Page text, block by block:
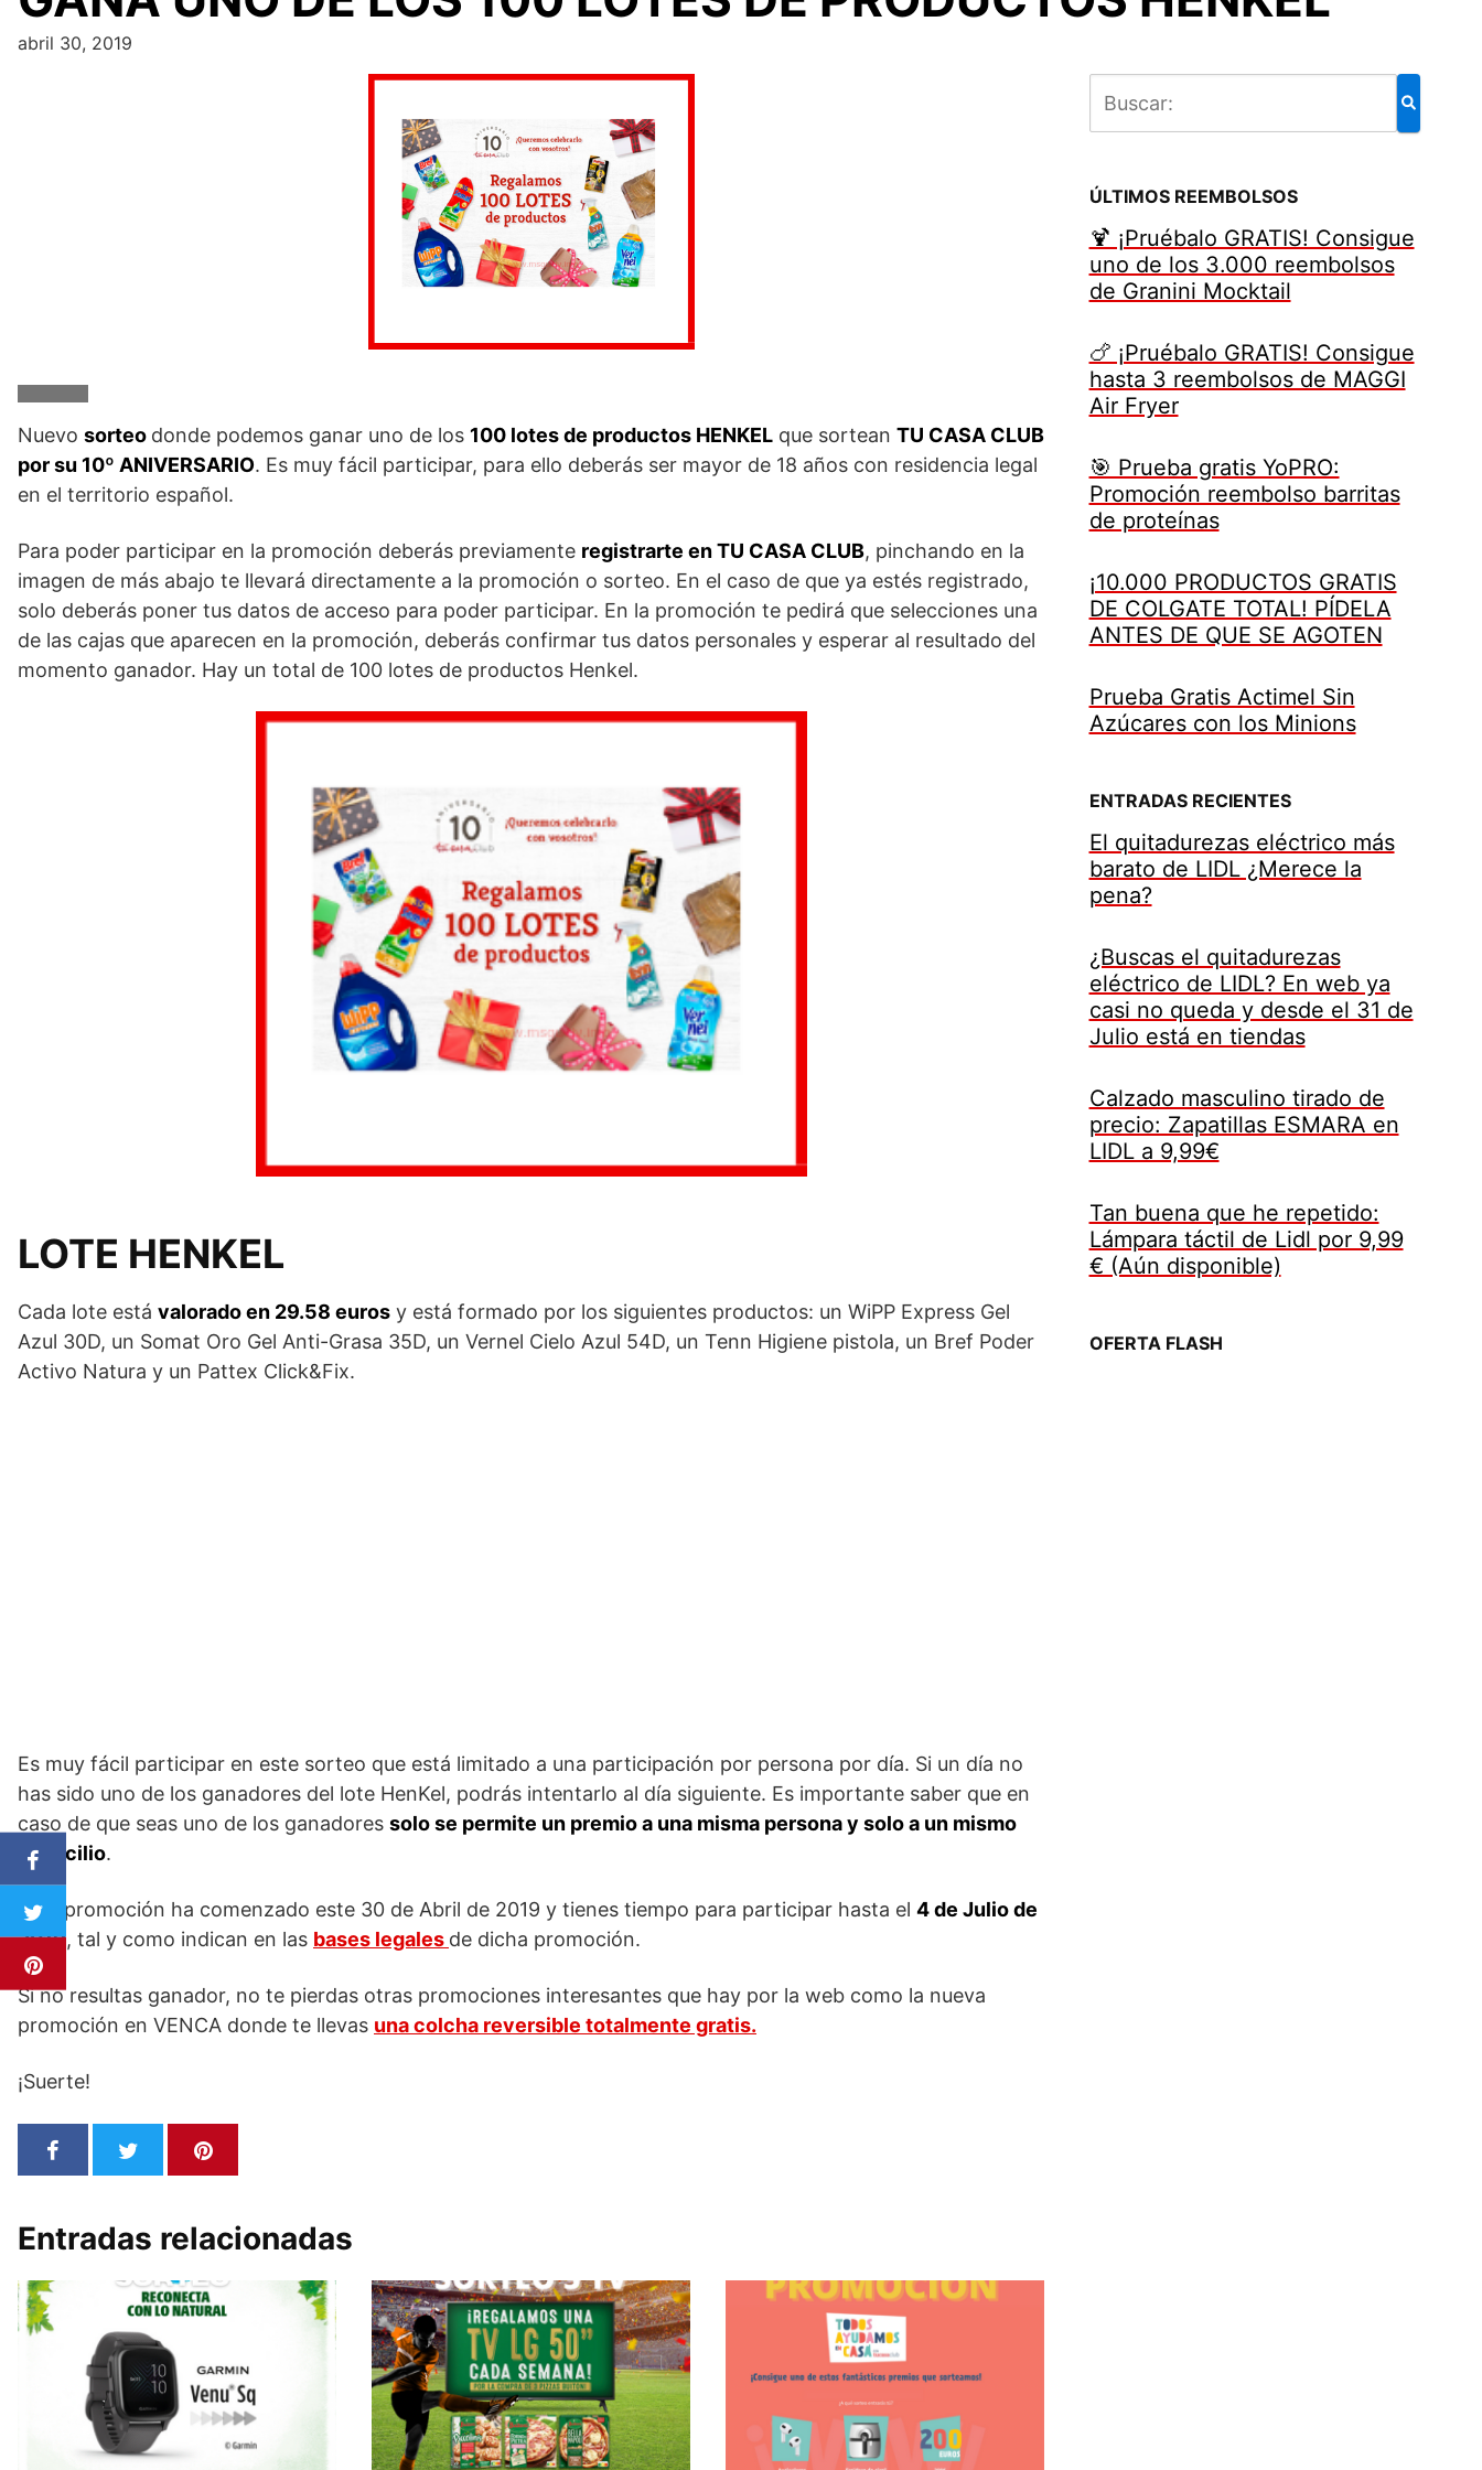
abril 30, 2019
Nuevo sorteo donde podemos ganar uno de los 100 lotes de productos HENKEL que sortean TU CASA CLUB
por su 10º ANIVERSARIO. Es muy fácil participar, para ello deberás ser mayor de 18 años con residencia legal
en el territorio español.
Para poder participar en la promoción deberás previamente registrarte en TU CASA CLUB, pinchando en la
imagen de más abajo te llevará directamente a la promoción o sorteo. En el caso de que ya estés registrado,
solo deberás poner tus datos de acceso para poder participar. En la promoción te pedirá que selecciones una
de las cajas que aparecen en la promoción, deberás confirmar tus datos personales y esperar al resultado del
momento ganador. Hay un total de 100 lotes de productos Henkel.
LOTE HENKEL
Cada lote está valorado en 29.58 euros y está formado por los siguientes productos: un WiPP Express Gel
Azul 30D, un Somat Oro Gel Anti-Grasa 35D, un Vernel Cielo Azul 54D, un Tenn Higiene pistola, un Bref Poder
Activo Natura y un Pattex Click&Fix.
Es muy fácil participar en este sorteo que está limitado a una participación por persona por día. Si un día no
has sido uno de los ganadores del lote HenKel, podrás intentarlo al día siguiente. Es importante saber que en
caso de que seas uno de los ganadores solo se permite un premio a una misma persona y solo a un mismo
domicilio.
Esta promoción ha comenzado este 30 de Abril de 2019 y tienes tiempo para participar hasta el 4 de Julio de
2019, tal y como indican en las bases legales de dicha promoción.
Si no resultas ganador, no te pierdas otras promociones interesantes que hay por la web como la nueva
promoción en VENCA donde te llevas una colcha reversible totalmente gratis.
¡Suerte!
Entradas relacionadas
ÚLTIMOS REEMBOLSOS
🍹 ¡Pruébalo GRATIS! Consigue
uno de los 3.000 reembolsos
de Granini Mocktail
🍗 ¡Pruébalo GRATIS! Consigue
hasta 3 reembolsos de MAGGI
Air Fryer
🎯 Prueba gratis YoPRO:
Promoción reembolso barritas
de proteínas
¡10.000 PRODUCTOS GRATIS
DE COLGATE TOTAL! PÍDELA
ANTES DE QUE SE AGOTEN
Prueba Gratis Actimel Sin
Azúcares con los Minions
ENTRADAS RECIENTES
El quitadurezas eléctrico más
barato de LIDL ¿Merece la
pena?
¿Buscas el quitadurezas
eléctrico de LIDL? En web ya
casi no queda y desde el 31 de
Julio está en tiendas
Calzado masculino tirado de
precio: Zapatillas ESMARA en
LIDL a 9,99€
Tan buena que he repetido:
Lámpara táctil de Lidl por 9,99
€ (Aún disponible)
OFERTA FLASH